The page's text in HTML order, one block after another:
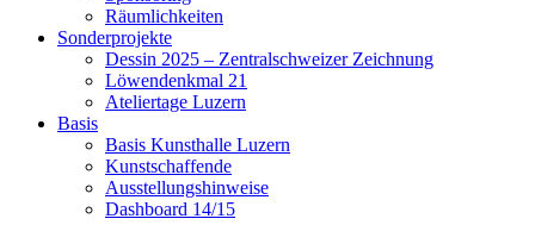
Räumlichkeiten
Sonderprojekte
Dessin 2025 – Zentralschweizer Zeichnung
Löwendenkmal 21
Ateliertage Luzern
Basis
Basis Kunsthalle Luzern
Kunstschaffende
Ausstellungshinweise
Dashboard 14/15